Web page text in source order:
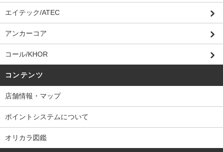
エイテック/ATEC
アンカーコア
コール/KHOR
コンテンツ
店舗情報・マップ
ポイントシステムについて
オリカラ図鑑